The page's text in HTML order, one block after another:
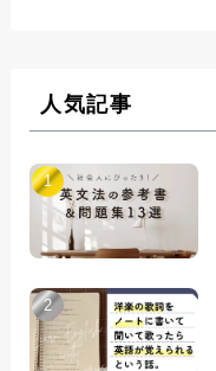
人気記事